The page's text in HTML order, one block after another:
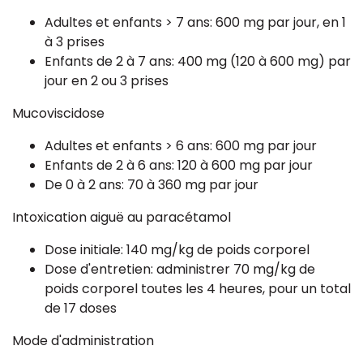
Adultes et enfants > 7 ans: 600 mg par jour, en 1
à 3 prises
Enfants de 2 à 7 ans: 400 mg (120 à 600 mg) par
jour en 2 ou 3 prises
Mucoviscidose
Adultes et enfants > 6 ans: 600 mg par jour
Enfants de 2 à 6 ans: 120 à 600 mg par jour
De 0 à 2 ans: 70 à 360 mg par jour
Intoxication aiguë au paracétamol
Dose initiale: 140 mg/kg de poids corporel
Dose d'entretien: administrer 70 mg/kg de
poids corporel toutes les 4 heures, pour un total
de 17 doses
Mode d'administration